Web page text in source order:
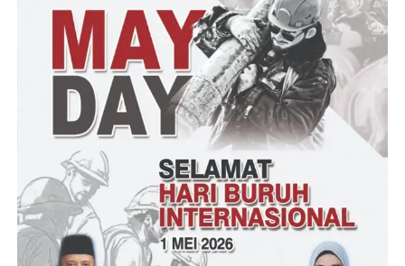
“Pembinaan sepakbola usia dini sangat perlu untuk dilakukan
untuk membentuk mental bertanding dan sebagai wadah untuk
mengasah bakat berolahraga,” Lanjut Alfian.
Antusiasme tidak hanya datang dari pemain, namun juga dari
orang tua, pelatih maupun penonton, ditandai dengan ramainya
pengunjung di lokasi pertandingan,”bebernya.
Kepala SSB Bina Mukti Kabupaten Lebak Ahmad Saftari